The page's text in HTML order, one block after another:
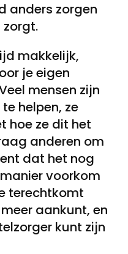
anders zorgen
zorgt.
makkelijk,
je eigen
mensen zijn
helpen, ze
hoe ze dit het
anderen om
dat het nog
voorkom
terechtkomt
aankunt, en
kunt zijn